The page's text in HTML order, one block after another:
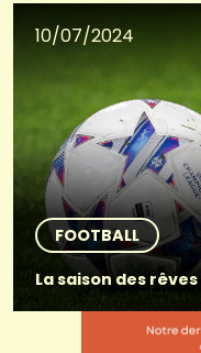
10/07/2024
FOOTBALL
La saison des